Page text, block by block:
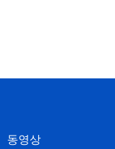
동영상